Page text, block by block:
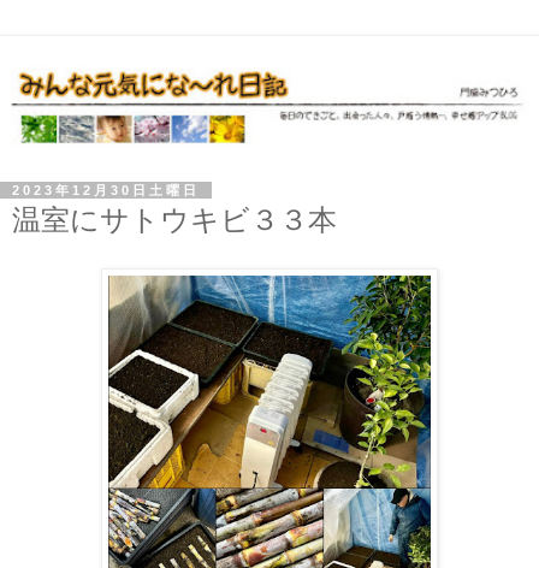
2023年12月30日土曜日
温室にサトウキビ３３本